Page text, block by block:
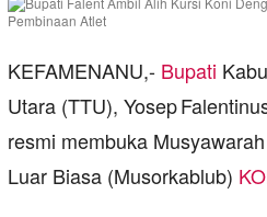
KEFAMENANU,- Bupati
Utara (TTU), Yosep
resmi membuka
Luar Biasa (Musorkablub)